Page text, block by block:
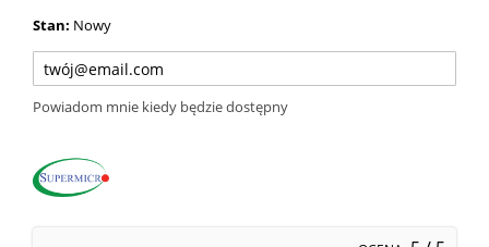
Stan: Nowy
Powiadom mnie kiedy będzie dostępny